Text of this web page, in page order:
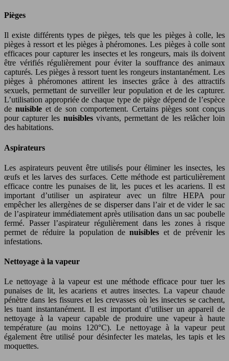
Pièges
Il existe différents types de pièges, tels que les pièges à colle, les
pièges à ressort et les pièges à phéromones. Les pièges à colle sont
efficaces pour capturer les insectes et les rongeurs, mais ils doivent
être vérifiés régulièrement pour éviter la souffrance des animaux
capturés. Les pièges à ressort tuent les rongeurs instantanément. Les
pièges à phéromones attirent les insectes grâce à des attractifs
sexuels, permettant de surveiller leur population et de les capturer.
L’utilisation appropriée de chaque type de piège dépend de l’espèce
de nuisible et de son comportement. Certains pièges sont conçus
pour capturer les nuisibles vivants, permettant de les relâcher loin
des habitations.
Aspirateurs
Les aspirateurs peuvent être utilisés pour éliminer les insectes, les
œufs et les larves des surfaces. Cette méthode est particulièrement
efficace contre les punaises de lit, les puces et les acariens. Il est
important d’utiliser un aspirateur avec un filtre HEPA pour
empêcher les allergènes de se disperser dans l’air et de vider le sac
de l’aspirateur immédiatement après utilisation dans un sac poubelle
fermé. Passer l’aspirateur régulièrement dans les zones à risque
permet de réduire la population denuisibles et de prévenir les
infestations.
Nettoyage à la vapeur
Le nettoyage à la vapeur est une méthode efficace pour tuer les
punaises de lit, les acariens et autres insectes. La vapeur chaude
pénètre dans les fissures et les crevasses où les insectes se cachent,
les tuant instantanément. Il est important d’utiliser un appareil de
nettoyage à la vapeur capable de produire une vapeur à haute
température (au moins 120°C). Le nettoyage à la vapeur peut
également être utilisé pour désinfecter les matelas, les tapis et les
moquettes.